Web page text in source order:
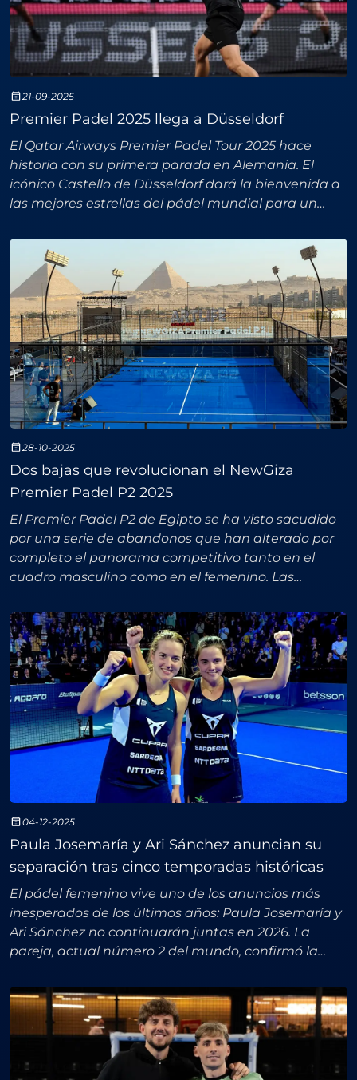
21-09-2025
Premier Padel 2025 llega a Düsseldorf
El Qatar Airways Premier Padel Tour 2025 hace
historia con su primera parada en Alemania. El
icónico Castello de Düsseldorf dará la bienvenida a
las mejores estrellas del pádel mundial para un
competiciones con
28-10-2025
Dos bajas que revolucionan el NewGiza
Premier Padel P2 2025
El Premier Padel P2 de Egipto se ha visto sacudido
por una serie de abandonos que han alterado por
completo el panorama competitivo tanto en el
cuadro masculino como en el femenino. Las
número uno del ra
04-12-2025
Paula Josemaría y Ari Sánchez anuncian su
separación tras cinco temporadas históricas
El pádel femenino vive uno de los anuncios más
inesperados de los últimos años: Paula Josemaría y
Ari Sánchez no continuarán juntas en 2026. La
pareja, actual número 2 del mundo, confirmó la
redes sociales,